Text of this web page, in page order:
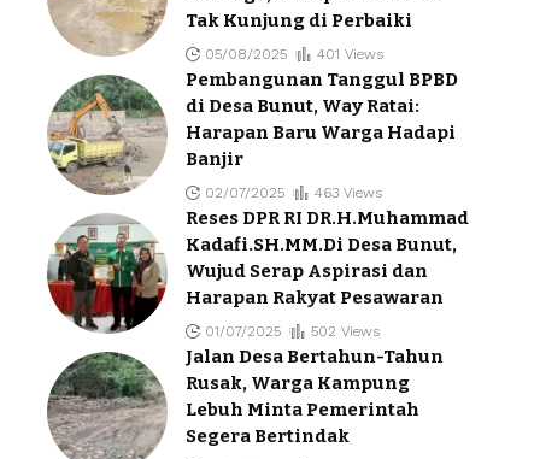
Tak Kunjung di Perbaiki
05/08/2025 401 Views
Pembangunan Tanggul BPBD
di Desa Bunut, Way Ratai:
Harapan Baru Warga Hadapi
Banjir
02/07/2025 463 Views
Reses DPR RI DR.H.Muhammad
Kadafi.SH.MM.Di Desa Bunut,
Wujud Serap Aspirasi dan
Harapan Rakyat Pesawaran
01/07/2025 502 Views
Jalan Desa Bertahun-Tahun
Rusak, Warga Kampung
Lebuh Minta Pemerintah
Segera Bertindak